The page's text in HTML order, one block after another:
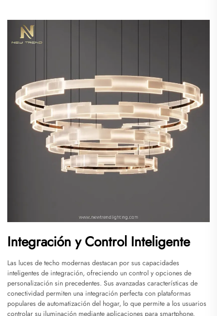
Integración y Control Inteligente
Las luces de techo modernas destacan por sus capacidades
inteligentes de integración, ofreciendo un control y opciones de
personalización sin precedentes. Sus avanzadas características de
conectividad permiten una integración perfecta con plataformas
populares de automatización del hogar, lo que permite a los usuarios
controlar su iluminación mediante aplicaciones para smartphone,